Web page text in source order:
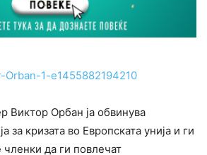
Виктор Орбан ја обвинува
за кризата во Европската унија и ги
да ги повлечат